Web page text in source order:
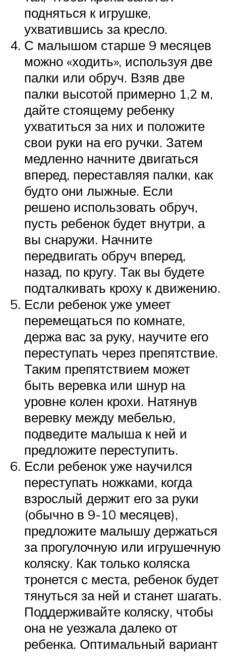
подняться к игрушке,
ухватившись за кресло.
С малышом старше 9 месяцев
можно «ходить», используя две
палки или обруч. Взяв две
палки высотой примерно 1,2 м,
дайте стоящему ребенку
ухватиться за них и положите
свои руки на его ручки. Затем
медленно начните двигаться
вперед, переставляя палки, как
будто они лыжные. Если
решено использовать обруч,
пусть ребенок будет внутри, а
вы снаружи. Начните
передвигать обруч вперед,
назад, по кругу. Так вы будете
подталкивать кроху к движению.
Если ребенок уже умеет
перемещаться по комнате,
держа вас за руку, научите его
переступать через препятствие.
Таким препятствием может
быть веревка или шнур на
уровне колен крохи. Натянув
веревку между мебелью,
подведите малыша к ней и
предложите переступить.
Если ребенок уже научился
переступать ножками, когда
взрослый держит его за руки
(обычно в 9-10 месяцев),
предложите малышу держаться
за прогулочную или игрушечную
коляску. Как только коляска
тронется с места, ребенок будет
тянуться за ней и станет шагать.
Поддерживайте коляску, чтобы
она не уезжала далеко от
ребенка. Оптимальный вариант